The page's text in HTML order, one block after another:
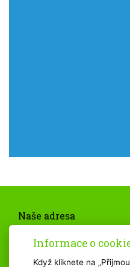
Naše adresa
593 01 Bystřice nad
Informace o
Když kliknete na